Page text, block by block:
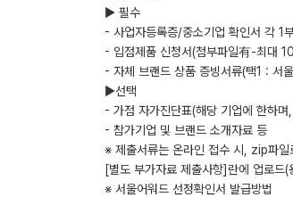
▶ 필수
- 사업자등록증/중소기업 확인서 각 1
- 입점제품 신청서(첨부파일有-최대
- 자체 브랜드 상품 증빙서류(택1 : 서
▶선택
- 가점 자가진단표(해당 기업에 한하
- 참가기업 및 브랜드 소개자료 등
※ 제출서류는 온라인 접수 시, zip파일
[별도 부가자료 제출사항]란에 업로
※ 서울어워드 선정확인서 발급방법